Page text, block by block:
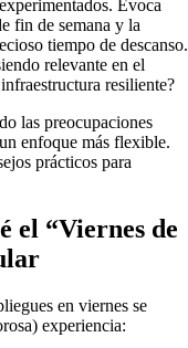
Evoca
fin de semana y la
tiempo de descanso.
relevante en el
resiliente?
las preocupaciones
enfoque más flexible.
prácticos para
el “Viernes de
en viernes se
experiencia: